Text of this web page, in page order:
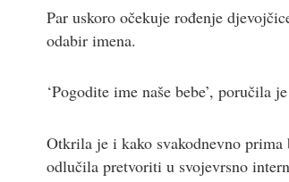
Par uskoro očekuje rođenje
odabir imena.
‘Pogodite ime naše bebe’, poručila
Otkrila je i kako svakodnevno
odlučila pretvoriti u svojevrsno